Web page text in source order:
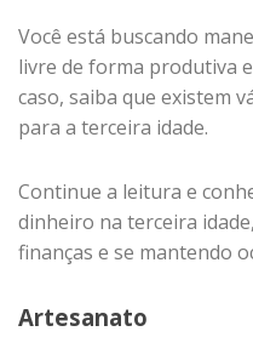
Você está buscando
livre de forma produtiva
caso, saiba que existem
para a terceira idade.
Continue a leitura e
dinheiro na terceira
finanças e se mantendo
Artesanato